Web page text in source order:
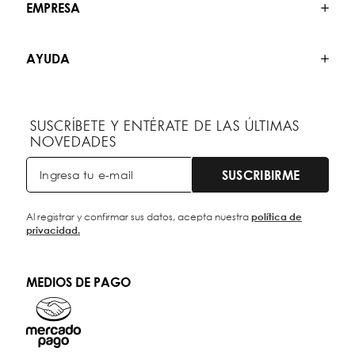
EMPRESA
AYUDA
SUSCRÍBETE Y ENTÉRATE DE LAS ÚLTIMAS
NOVEDADES
SUSCRIBIRME
Al registrar y confirmar sus datos, acepta nuestrapolítica de
privacidad.
MEDIOS DE PAGO